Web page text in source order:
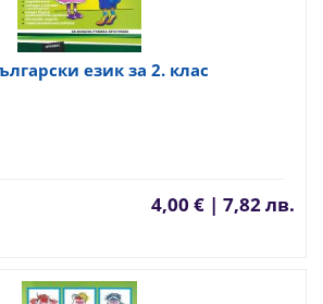
език за 2. клас
4,00 € | 7,82 лв.